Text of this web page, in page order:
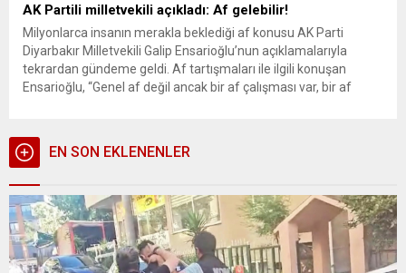
AK Partili milletvekili açıkladı: Af gelebilir!
Milyonlarca insanın merakla beklediği af konusu AK Parti
Diyarbakır Milletvekili Galip Ensarioğlu’nun açıklamalarıyla
tekrardan gündeme geldi. Af tartışmaları ile ilgili konuşan
Ensarioğlu, “Genel af değil ancak bir af çalışması var, bir af
tartışmalarıyla ilgili AK...
EN SON EKLENENLER